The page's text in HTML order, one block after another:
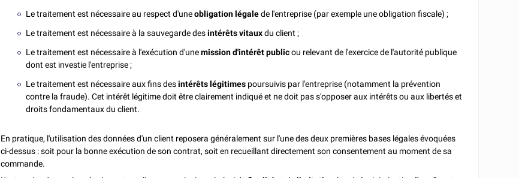
Le traitement est nécessaire au respect d'uneobligation légalede l'entreprise (par exemple une obligation fiscale) ;
Le traitement est nécessaire à la sauvegarde desintérêts vitauxdu client ;
Le traitement est nécessaire à l'exécution d'unemission d'intérêt publicou relevant de l'exercice de l'autorité publique
dont est investie l'entreprise ;
Le traitement est nécessaire aux fins desintérêts légitimes poursuivis par l'entreprise (notamment la prévention
contre la fraude). Cet intérêt légitime doit être clairement indiqué et ne doit pas s'opposer aux intérêts ou aux libertés et
droits fondamentaux du client.
En pratique, l'utilisation des données d'un client reposera généralement sur l'une des deux premières bases légales évoquées
ci-dessus : soit pour la bonne exécution de son contrat, soit en recueillant directement son consentement au moment de sa
commande.